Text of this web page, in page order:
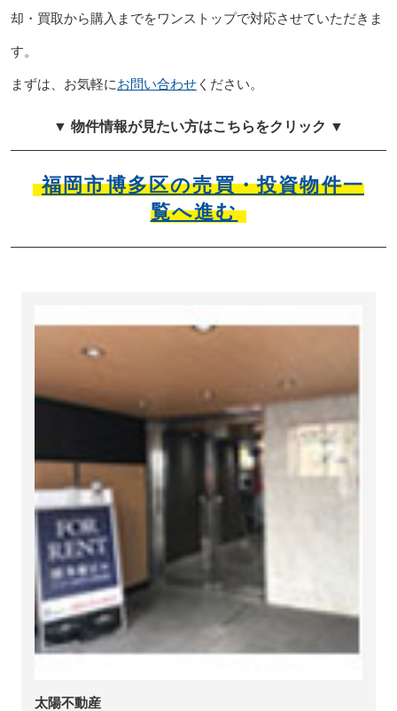
却・買取から購入までをワンストップで対応させていただきま
す。
まずは、お気軽にお問い合わせください。
▼ 物件情報が見たい方はこちらをクリック ▼
福岡市博多区の売買・投資物件一
覧へ進む
太陽不動産